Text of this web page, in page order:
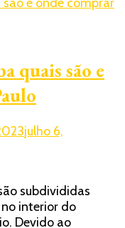
quais são e
julho 6,
subdivididas
interior do
Devido ao